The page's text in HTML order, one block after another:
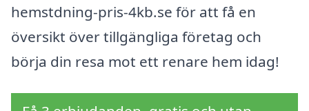
hemstdning-pris-4kb.se för att få en
översikt över tillgängliga företag och
börja din resa mot ett renare hem idag!